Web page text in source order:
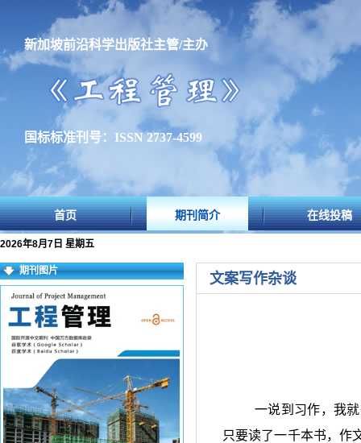
新加坡前沿科学出版社主管/主办
国标标准刊号：ISSN 2737-4599
首页 期刊简介 在线投稿
2026年8月7日 星期五
期刊图片 文案写作杂谈
一说到习作，我
只要读了一千本书，作